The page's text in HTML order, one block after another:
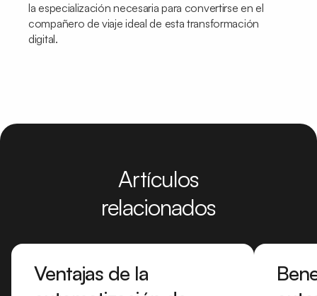
la especialización necesaria para convertirse en el
compañero de viaje ideal de esta transformación
digital.
Artículos
relacionados
Ventajas de la